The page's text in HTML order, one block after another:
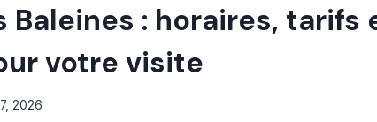
Baleines : horaires, tarifs
votre visite
2026